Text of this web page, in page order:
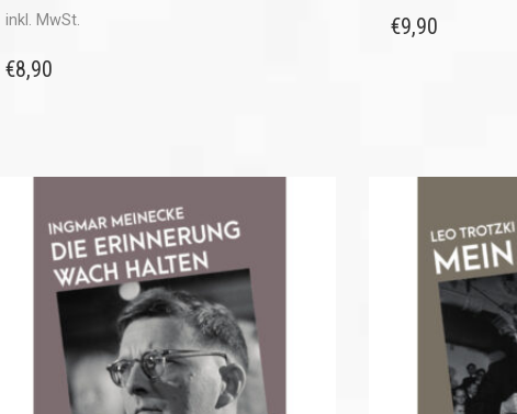
inkl. MwSt.
€8,90
€9,90